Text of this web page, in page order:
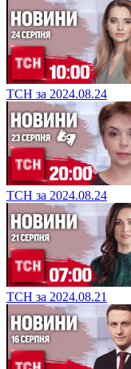
ТСН за 2024.08.24
ТСН за 2024.08.24
ТСН за 2024.08.21